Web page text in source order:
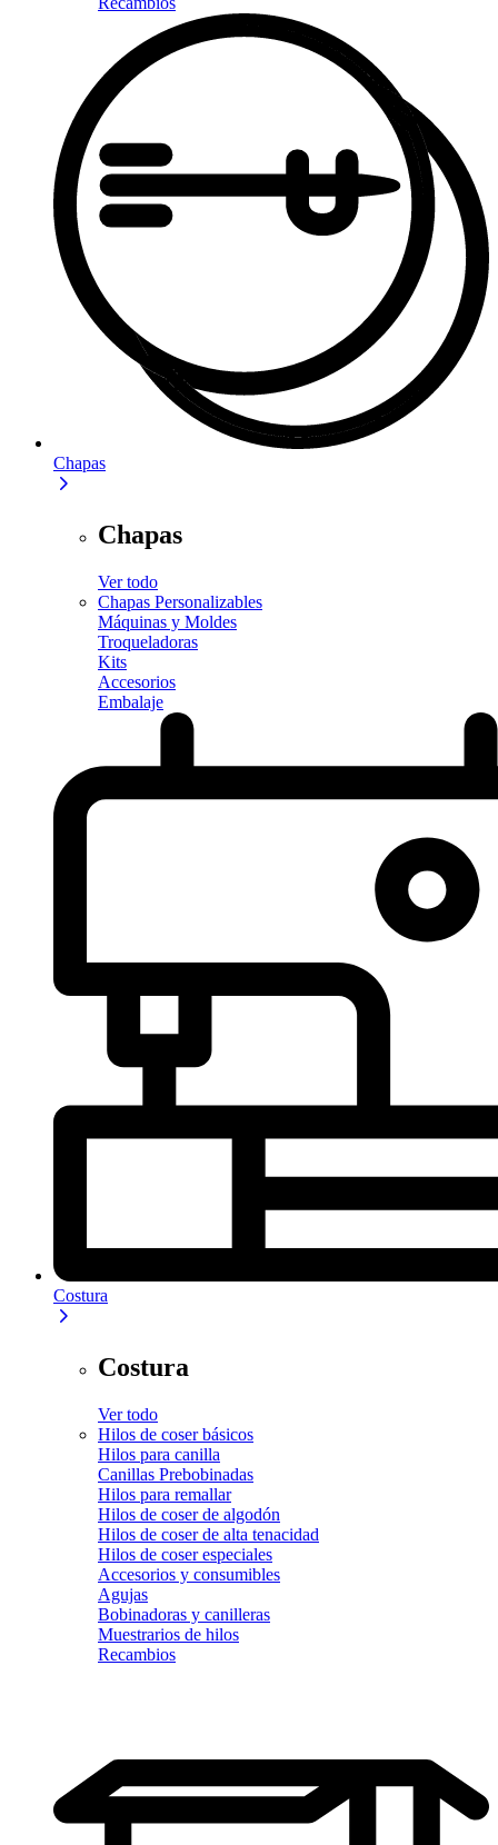
Chapas
Chapas
Ver todo
Chapas Personalizables
Máquinas y Moldes
Troqueladoras
Kits
Accesorios
Embalaje
Costura
Costura
Ver todo
Hilos de coser básicos
Hilos para canilla
Canillas Prebobinadas
Hilos para remallar
Hilos de coser de algodón
Hilos de coser de alta tenacidad
Hilos de coser especiales
Accesorios y consumibles
Agujas
Bobinadoras y canilleras
Muestrarios de hilos
Recambios